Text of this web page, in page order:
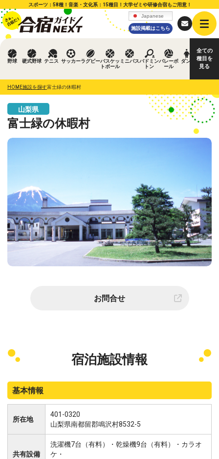
スポーツ：58種！音楽・文化系：15種目！大学ゼミや研修合宿もご用意！
施設掲載はこちら
Japanese
野球 硬式野球 テニス サッカーラグビーバスケッ
トボール
ミニバスバドミン
トン
バレーボ
ール
ダンス 水泳
全ての
種目を
見る
HOME施設を探す富士緑の休暇村
山梨県
富士緑の休暇村
お問合せ
宿泊施設情報
基本情報
所在地
401-0320
山梨県南都留郡鳴沢村8532-5
共有設備
洗濯機7台（有料）・乾燥機9台（有料）・カラオ
ケ・